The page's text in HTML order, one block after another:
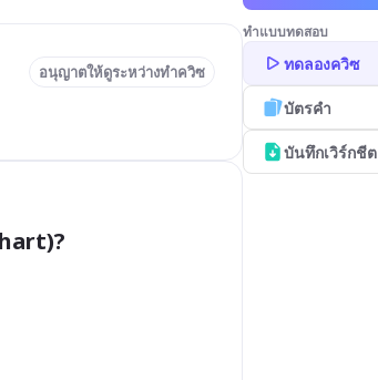
อนุญาตให้ดูระหว่างทำควิซ
ทำแบบทดสอบ
ทดลองควิซ
บัตรคำ
บันทึกเวิร์กชีต